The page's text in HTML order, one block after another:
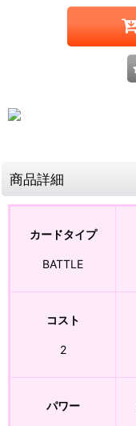
商品詳細
カードタイプ
BATTLE
コスト
2
パワー